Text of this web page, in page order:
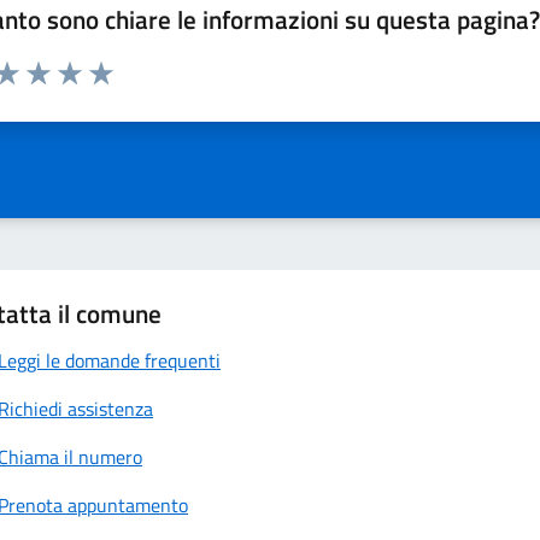
sono chiare le informazioni su questa pagina?
da 1 a 5 stelle la pagina
il comune
Leggi le domande frequenti
Richiedi assistenza
Chiama il numero
Prenota appuntamento